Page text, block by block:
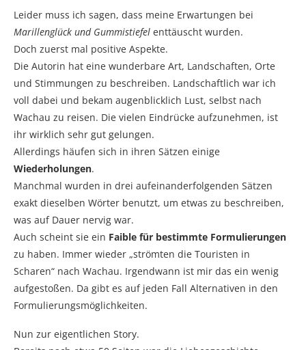
Leider muss ich sagen, dass meine Erwartungen bei
Marillenglück und Gummistiefel enttäuscht wurden.
Doch zuerst mal positive Aspekte.
Die Autorin hat eine wunderbare Art, Landschaften, Orte
und Stimmungen zu beschreiben. Landschaftlich war ich
voll dabei und bekam augenblicklich Lust, selbst nach
Wachau zu reisen. Die vielen Eindrücke aufzunehmen, ist
ihr wirklich sehr gut gelungen.
Allerdings häufen sich in ihren Sätzen einige
Wiederholungen.
Manchmal wurden in drei aufeinanderfolgenden Sätzen
exakt dieselben Wörter benutzt, um etwas zu beschreiben,
was auf Dauer nervig war.
Auch scheint sie ein Faible für bestimmte Formulierungen
zu haben. Immer wieder „strömten die Touristen in
Scharen“ nach Wachau. Irgendwann ist mir das ein wenig
aufgestoßen. Da gibt es auf jeden Fall Alternativen in den
Formulierungsmöglichkeiten.
Nun zur eigentlichen Story.